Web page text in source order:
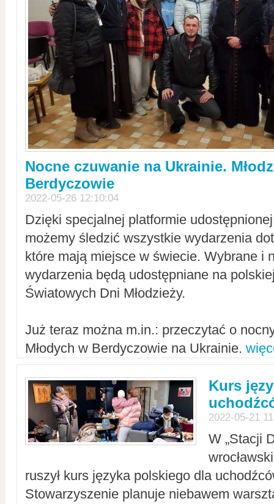
Nocne czuwanie na Ukrainie.
Berdyczowie
2022-05-26 12:10:04
Dzięki specjalnej platformie
możemy śledzić wszystkie wydarzenia
które mają miejsce w świecie. Wybrane i
wydarzenia będą udostępniane na
Światowych Dni Młodzieży.
Już teraz można m.in.: przeczytać o
Młodych w Berdyczowie na Ukrainie.
Kurs
2022-05-21
W „Stacji
ruszył kurs języka polskiego dla
Stowarzyszenie planuje niebawem